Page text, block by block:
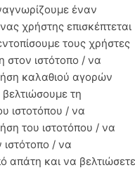
έναν
χρήστης επισκέπτεται
τους χρήστες
στον ιστότοπο / να
καλαθιού αγορών
τη
ιστοτόπου / να
του ιστοτόπου / να
ιστότοπο / να
απάτη και να